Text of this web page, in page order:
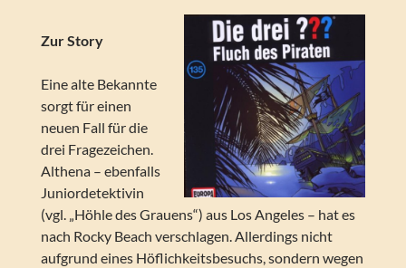
Zur Story
Eine alte Bekannte
sorgt für einen
neuen Fall für die
drei Fragezeichen.
Althena – ebenfalls
Juniordetektivin
(vgl. „Höhle des Grauens“) aus Los Angeles – hat es
nach Rocky Beach verschlagen. Allerdings nicht
aufgrund eines Höflichkeitsbesuchs, sondern wegen